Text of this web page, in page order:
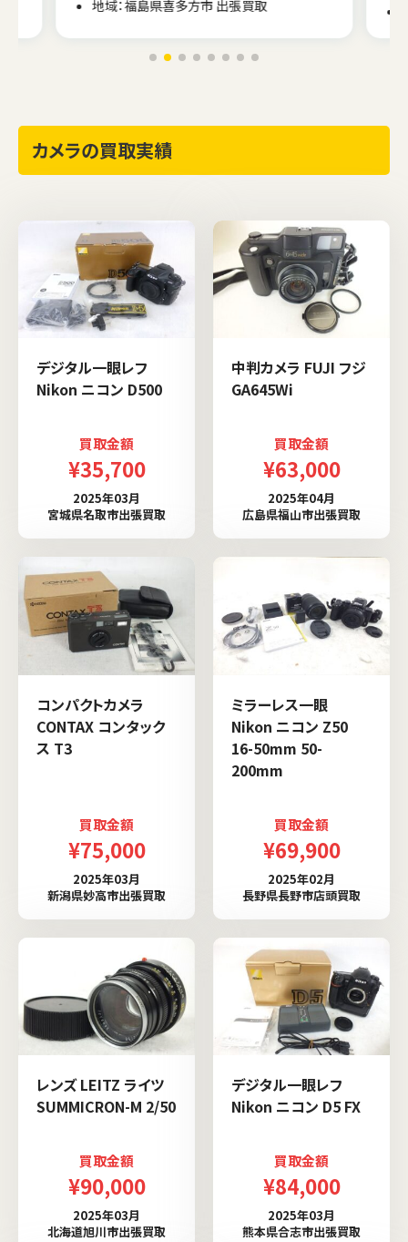
地域：福島県喜多方市 出張買取
カメラの買取実績
デジタル一眼レフ
Nikon ニコン D500
買取金額
¥35,700
2025年03月
宮城県名取市出張買取
中判カメラ FUJI フジ
GA645Wi
買取金額
¥63,000
2025年04月
広島県福山市出張買取
コンパクトカメラ
CONTAX コンタック
ス T3
買取金額
¥75,000
2025年03月
新潟県妙高市出張買取
ミラーレス一眼
Nikon ニコン Z50
16-50mm 50-
200mm
買取金額
¥69,900
2025年02月
長野県長野市店頭買取
レンズ LEITZ ライツ
SUMMICRON-M 2/50
買取金額
¥90,000
2025年03月
北海道旭川市出張買取
デジタル一眼レフ
Nikon ニコン D5 FX
買取金額
¥84,000
2025年03月
熊本県合志市出張買取